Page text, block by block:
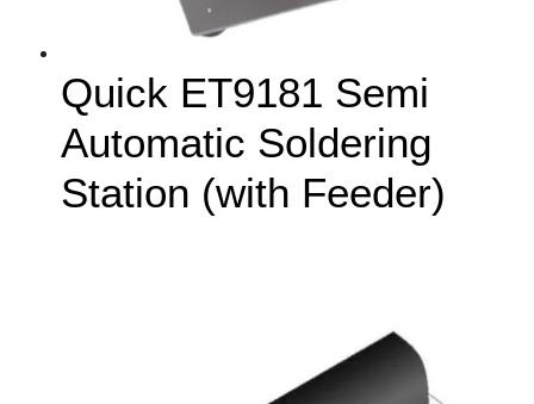
Quick ET9181 Semi
Automatic Soldering
Station (with Feeder)